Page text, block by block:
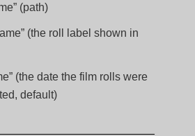
(path)
(the roll label shown in
(the date the film rolls were
default)